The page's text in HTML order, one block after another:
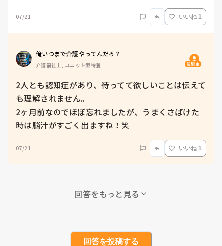
07/21 いいね 1
俺いつまで介護やってんだろ？
介護福祉士, ユニット型特養 質問主
2人とも認知症があり、待ってて欲しいことは伝えて
も理解されません。
2ヶ月前なのでほぼ忘れましたが、うまくさばけた
時は脳汁がすごく出ますね！笑
07/21 いいね 1
回答をもっと見る
回答を投稿する